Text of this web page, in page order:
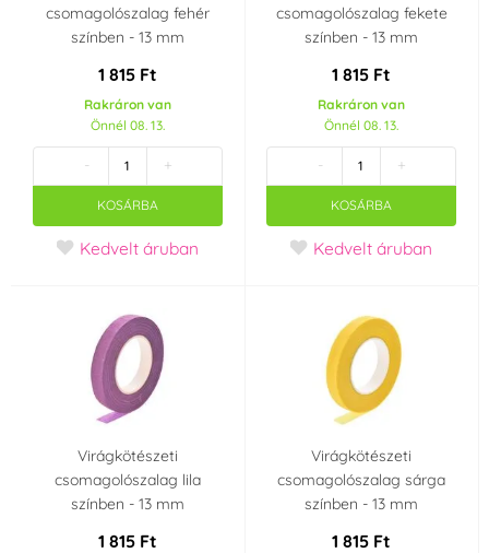
ÁRUSÍTÁS - Utolsó esély a vásárlásra
csomagolószalag fehér
színben - 13 mm
1 815 Ft
Rakráron van
Önnél 08. 13.
- +
KOSÁRBA
Kedvelt áruban
csomagolószalag fekete
színben - 13 mm
1 815 Ft
Rakráron van
Önnél 08. 13.
- +
KOSÁRBA
Kedvelt áruban
Virágkötészeti
csomagolószalag lila
színben - 13 mm
1 815 Ft
Virágkötészeti
csomagolószalag sárga
színben - 13 mm
1 815 Ft